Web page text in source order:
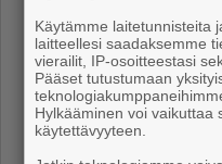
Ajassa 7.8.2026 8.00
Katto on 120
Mielipiteet 7.8.2026 7.00
Jarkko Aholan
Käytämme laitetunnisteita
laitteellesi saadaksemme
vierailit, IP-osoitteestasi
Pääset tutustumaan
Hylkääminen voi vaikuttaa
käytettävyyteen.